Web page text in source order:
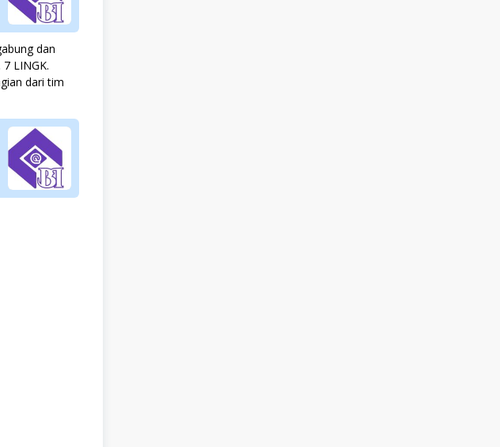
dan
LINGK.
dari tim